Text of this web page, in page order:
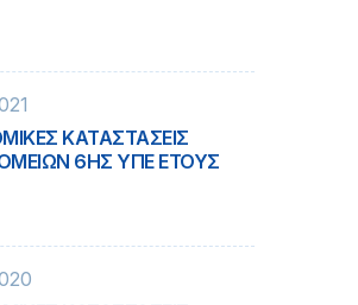
ΚΑΤΑΣΤΑΣΕΙΣ
6ΗΣ ΥΠΕ ΕΤΟΥΣ